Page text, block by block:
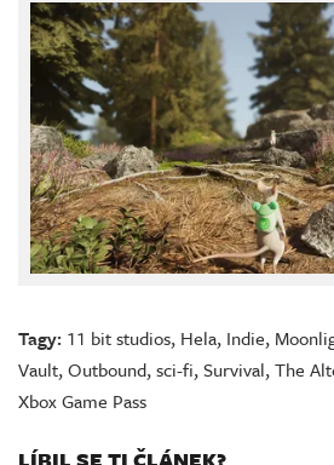
Tagy: 11 bit studios, Hela, Indie,
Vault,Outbound,sci-fi,Survival,The
Xbox Game Pass